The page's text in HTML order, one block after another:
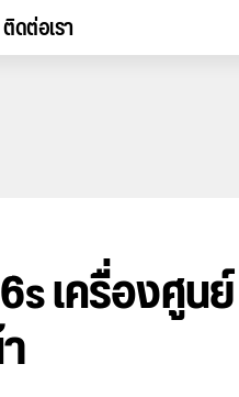
ติดต่อเรา
เครื่องศูนย์